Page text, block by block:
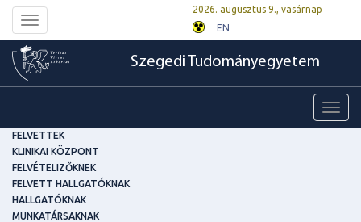
Toggle
navigation
2026. augusztus 9., vasárnap
EN
Szegedi Tudományegyetem
FELVETTEK
KLINIKAI KÖZPONT
FELVÉTELIZŐKNEK
FELVETT HALLGATÓKNAK
HALLGATÓKNAK
MUNKATÁRSAKNAK